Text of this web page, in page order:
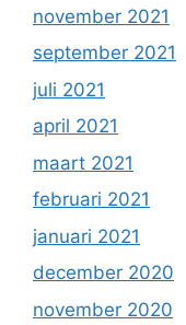
november 2021
september 2021
juli 2021
april 2021
maart 2021
februari 2021
januari 2021
december 2020
november 2020